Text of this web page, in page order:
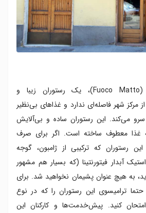
رستوران «فاکو ماتو» (Fuoco Matto)، یک رستوران زیبا و
شهر فاصله‌ای ندارد و غذاهای بی‌نظیر
سرو می‌کند. این رستوران ساده و بی‌آلایش
غذا معطوف ساخته است. اگر برای صرف
رستوران که ترکیبی از ژامبون، گوجه
آبدار فیتورنتینا (که بسیار هم مشهور
به هیچ عنوان پشیمان نخواهید شد. برای
ترامیسوی این رستوران را که در نوع
کنید. پیش‌خدمت‌ها و کارکنان این